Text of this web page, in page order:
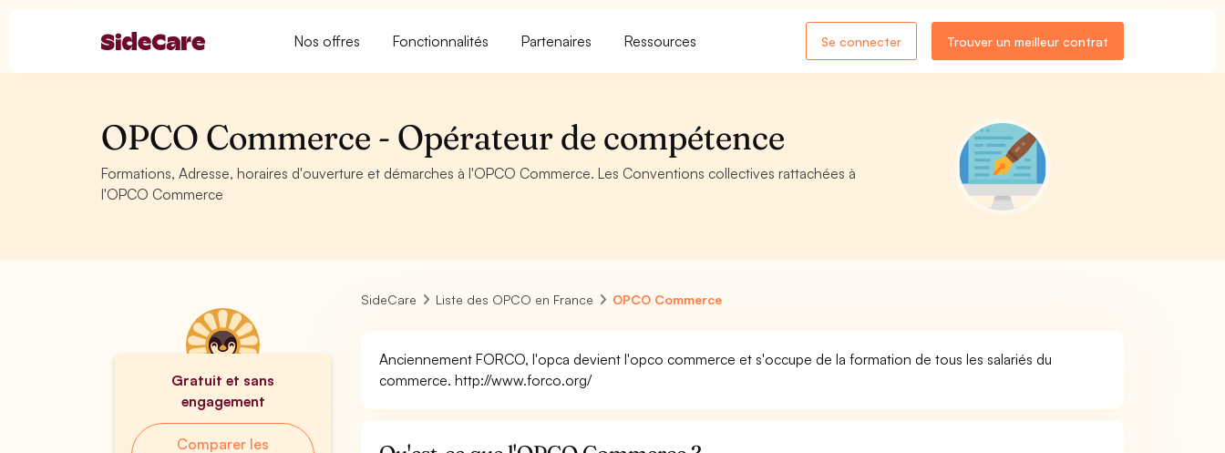
Nos offres Fonctionnalités Partenaires Ressources Se connecter Trouver un meilleur contrat
OPCO Commerce - Opérateur de compétence
Formations, Adresse, horaires d'ouverture et démarches à l'OPCO Commerce. Les Conventions collectives rattachées à
l'OPCO Commerce
Gratuit et sans
engagement
Comparer les
SideCare Liste des OPCO en France OPCO Commerce
Anciennement FORCO, l'opca devient l'opco commerce et s'occupe de la formation de tous les salariés du
commerce. http://www.forco.org/